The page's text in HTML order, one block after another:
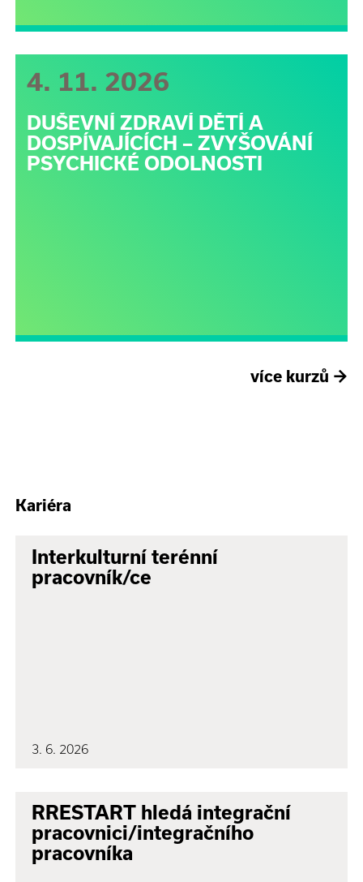
4. 11. 2026
DUŠEVNÍ ZDRAVÍ DĚTÍ A
DOSPÍVAJÍCÍCH – ZVYŠOVÁNÍ
PSYCHICKÉ ODOLNOSTI
více kurzů →
Kariéra
Interkulturní terénní
pracovník/ce
3. 6. 2026
RRESTART hledá integrační
pracovnici/integračního
pracovníka